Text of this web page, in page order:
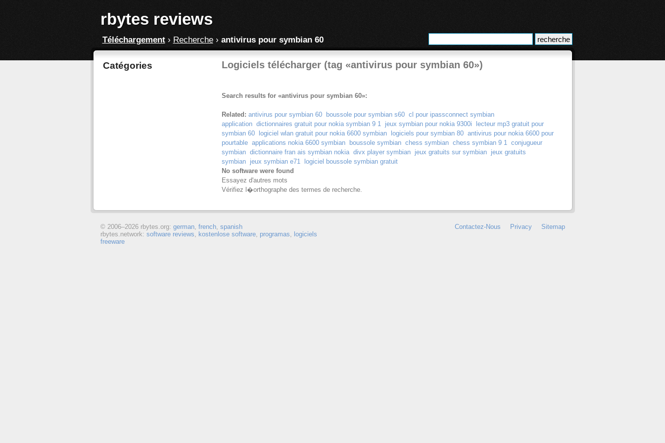
rbytes reviews
Téléchargement› Recherche› antivirus pour symbian 60
Catégories Logiciels télécharger (tag «antivirus pour symbian 60»)
Search results for «antivirus pour symbian 60»:
Related: antivirus pour symbian 60 boussole pour symbian s60 cl pour ipassconnect symbian
application dictionnaires gratuit pour nokia symbian 9 1 jeux symbian pour nokia 9300i
lecteur mp3 gratuit pour
symbian 60
logiciel wlan gratuit pour nokia 6600 symbian logiciels pour symbian 80 antivirus pour nokia 6600 pour
pourtable applications nokia 6600 symbian boussole symbian chess symbian chess symbian 9 1 conjugueur
symbian dictionnaire fran ais symbian nokia divx player symbian jeux gratuits sur symbian
jeux gratuits
symbian
jeux symbian e71
logiciel boussole symbian gratuit
No software were found
Essayez d'autres mots
Vérifiez l�orthographe des termes de recherche.
Contactez-Nous Privacy Sitemap
© 2006–2026 rbytes.org: german, french, spanish
rbytes.network: software reviews, kostenlose software, programas, logiciels
freeware